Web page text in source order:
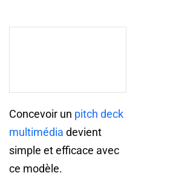
Concevoir un pitch deck
multimédia devient
simple et efficace avec
ce modèle.